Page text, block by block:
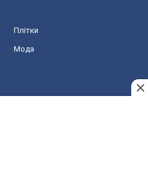
Плітки
Мода